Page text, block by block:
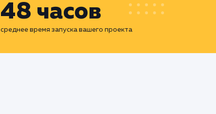
48 часов
среднее время запуска вашего проекта